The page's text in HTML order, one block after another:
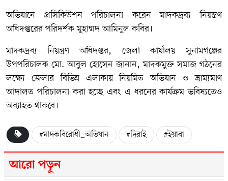
অভিযানে প্রসিকিউশন পরিচালনা করেন মাদকদ্রব্য নিয়ন্ত্রণ
অধিদপ্তরের পরিদর্শক মুহাম্মদ আমিনুল কবির।
মাদকদ্রব্য নিয়ন্ত্রণ অধিদপ্তর, জেলা কার্যালয় সুনামগঞ্জের
উপপরিচালক মো. আবুল হোসেন জানান, মাদকমুক্ত সমাজ গঠনের
লক্ষ্যে জেলার বিভিন্ন এলাকায় নিয়মিত অভিযান ও ভ্রাম্যমাণ
আদালত পরিচালনা করা হচ্ছে এবং এ ধরনের কার্যক্রম ভবিষ্যতেও
অব্যাহত থাকবে।
#মাদকবিরোধী_অভিযান #দিরাই #ইয়াবা
আরো পড়ুন